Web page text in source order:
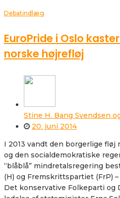
Debatindlæg
EuroPride i Oslo
norske højrefløj
Stine H. Bang Svendsen
20. juni 2014
I 2013 vandt den borgerlige fløj
og den socialdemokratiske
“blåblå” mindretalsregering
(H) og Fremskrittspartiet (FrP)
Det konservative Folkeparti og